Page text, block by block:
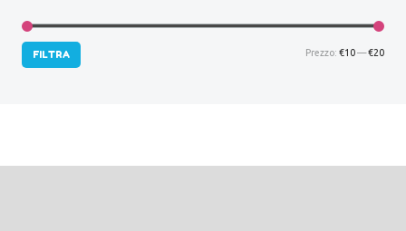
FILTRA Prezzo: €10—€20